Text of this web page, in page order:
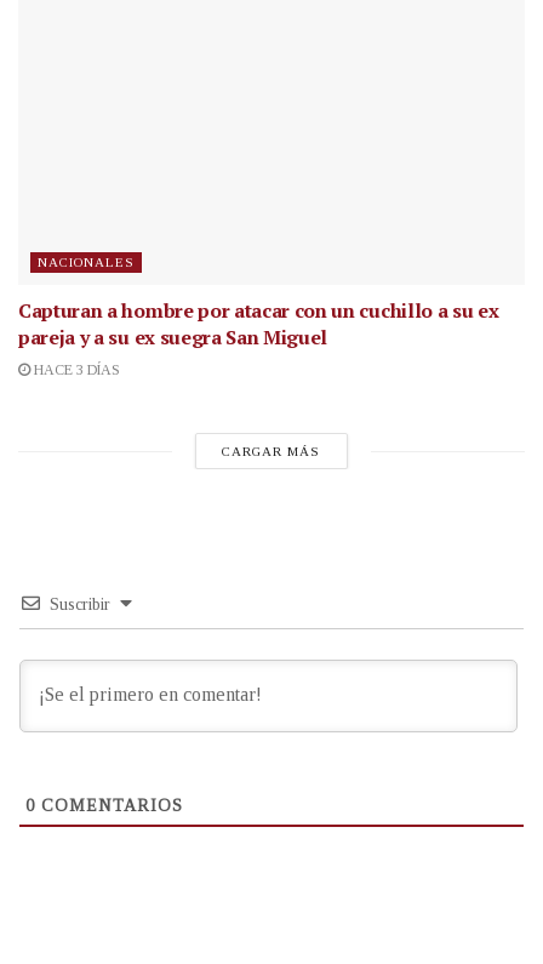
NACIONALES
Capturan a hombre por atacar con un cuchillo a su ex
pareja y a su ex suegra San Miguel
HACE 3 DÍAS
CARGAR MÁS
Suscribir
0 COMENTARIOS